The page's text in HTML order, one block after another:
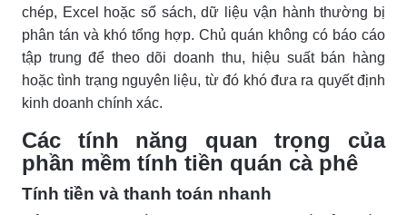
chép, Excel hoặc sổ sách, dữ liệu vận hành thường bị
phân tán và khó tổng hợp. Chủ quán không có báo cáo
tập trung để theo dõi doanh thu, hiệu suất bán hàng
hoặc tình trạng nguyên liệu, từ đó khó đưa ra quyết định
kinh doanh chính xác.
Các tính năng quan trọng của
phần mềm tính tiền quán cà phê
Tính tiền và thanh toán nhanh